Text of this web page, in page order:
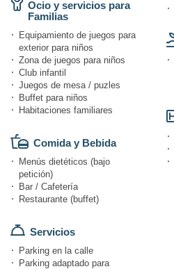
Ocio y servicios para
Familias
Equipamiento de juegos para
exterior para niños
Zona de juegos para niños
Club infantil
Juegos de mesa / puzles
Buffet para niños
Habitaciones familiares
Comida y Bebida
Menús dietéticos (bajo
petición)
Bar / Cafetería
Restaurante (buffet)
Servicios
Parking en la calle
Parking adaptado para